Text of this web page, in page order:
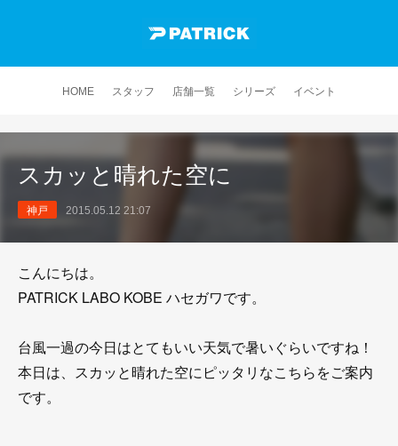
HOME スタッフ 店舗一覧 シリーズ イベント
スカッと晴れた空に
神戸 2015.05.12 21:07
こんにちは。
PATRICK LABO KOBE ハセガワです。
台風一過の今日はとてもいい天気で暑いぐらいですね！
本日は、スカッと晴れた空にピッタリなこちらをご案内
です。